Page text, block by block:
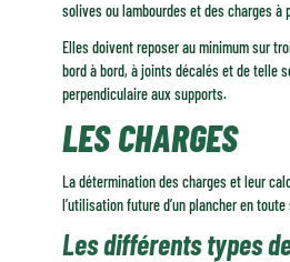
solives ou lambourdes et des charges à
Elles doivent reposer au minimum sur
bord à bord, à joints décalés et de telle
perpendiculaire aux supports.
LES CHARGES
La détermination des charges et leur
l’utilisation future d’un plancher en
Les différents types